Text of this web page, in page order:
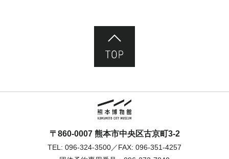
〒860-0007 熊本市中央区古京町3-2
TEL: 096-324-3500／FAX: 096-351-4257